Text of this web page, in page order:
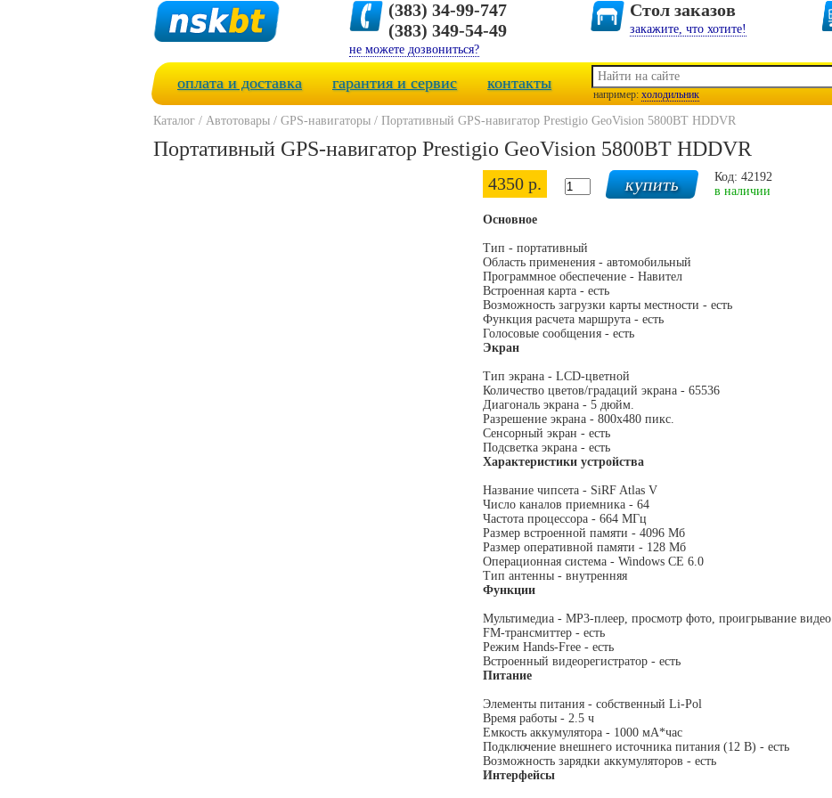
(383) 34-99-747
(383) 349-54-49
не можете дозвониться?
Стол заказов
закажите, что хотите!
оплата и доставка гарантия и сервис контакты
например: холодильник
Каталог / Автотовары / GPS-навигаторы / Портативный GPS-навигатор Prestigio GeoVision 5800BT HDDVR
Портативный GPS-навигатор Prestigio GeoVision 5800BT HDDVR
4350 р.
Код: 42192
в наличии
Основное
Тип - портативный
Область применения - автомобильный
Программное обеспечение - Навител
Встроенная карта - есть
Возможность загрузки карты местности - есть
Функция расчета маршрута - есть
Голосовые сообщения - есть
Экран
Тип экрана - LCD-цветной
Количество цветов/градаций экрана - 65536
Диагональ экрана - 5 дюйм.
Разрешение экрана - 800x480 пикс.
Сенсорный экран - есть
Подсветка экрана - есть
Характеристики устройства
Название чипсета - SiRF Atlas V
Число каналов приемника - 64
Частота процессора - 664 МГц
Размер встроенной памяти - 4096 Мб
Размер оперативной памяти - 128 Мб
Операционная система - Windows CE 6.0
Тип антенны - внутренняя
Функции
Мультимедиа - MP3-плеер, просмотр фото, проигрывание видео
FM-трансмиттер - есть
Режим Hands-Free - есть
Встроенный видеорегистратор - есть
Питание
Элементы питания - собственный Li-Pol
Время работы - 2.5 ч
Емкость аккумулятора - 1000 мА*час
Подключение внешнего источника питания (12 В) - есть
Возможность зарядки аккумуляторов - есть
Интерфейсы